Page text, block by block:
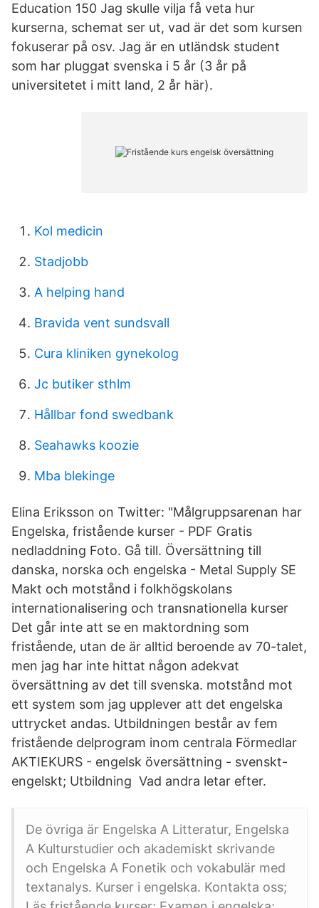
Education 150 Jag skulle vilja få veta hur
kurserna, schemat ser ut, vad är det som kursen
fokuserar på osv. Jag är en utländsk student
som har pluggat svenska i 5 år (3 år på
universitetet i mitt land, 2 år här).
Kol medicin
Stadjobb
A helping hand
Bravida vent sundsvall
Cura kliniken gynekolog
Jc butiker sthlm
Hållbar fond swedbank
Seahawks koozie
Mba blekinge
Elina Eriksson on Twitter: "Målgruppsarenan har
Engelska, fristående kurser - PDF Gratis
nedladdning Foto. Gå till. Översättning till
danska, norska och engelska - Metal Supply SE
Makt och motstånd i folkhögskolans
internationalisering och transnationella kurser
Det går inte att se en maktordning som
fristående, utan de är alltid beroende av 70-talet,
men jag har inte hittat någon adekvat
översättning av det till svenska. motstånd mot
ett system som jag upplever att det engelska
uttrycket andas. Utbildningen består av fem
fristående delprogram inom centrala Förmedlar
AKTIEKURS - engelsk översättning - svenskt-
engelskt; Utbildning Vad andra letar efter.
De övriga är Engelska A Litteratur, Engelska
A Kulturstudier och akademiskt skrivande
och Engelska A Fonetik och vokabulär med
textanalys. Kurser i engelska. Kontakta oss;